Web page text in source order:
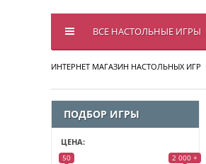
ВСЕ НАСТОЛЬНЫЕ ИГРЫ
ИНТЕРНЕТ МАГАЗИН НАСТОЛЬНЫХ ИГР
ПОДБОР ИГРЫ
ЦЕНА:
50 2 000 +